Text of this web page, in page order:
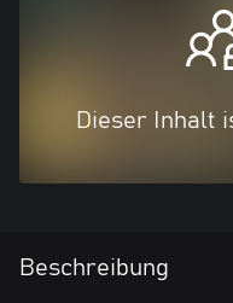
Dieser Inhalt
Beschreibung